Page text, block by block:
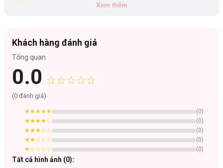
Đối tượng sử dụng:
Sản phẩm dùng cho trẻ em từ 6 tuổi trở lên.
Công dụng:
Nước súc miệng trẻ em Pierrot Piwy hương dâu tây 500ML là sản
phẩm chăm sóc răng miệng cho trẻ em với các tác dụng vượt trội:
như sát khuẩn, sạch họng, làm sạch mảng bám, giúp hơi thở thơm
mát, đặc biệt chống sâu răng.
Sạch họng, làm sạch mảng bám.
Hỗ trợ việc đánh răng: Nếu bé chưa đánh răng một cách thành thục
Xem thêm
Khách hàng đánh giá
Tổng quan
0.0 ☆☆☆☆☆
(0 đánh giá)
★★★★★ (0)
★★★★☆ (0)
★★★☆☆ (0)
★★☆☆☆ (0)
★☆☆☆☆ (0)
Tất cả hình ảnh (0):